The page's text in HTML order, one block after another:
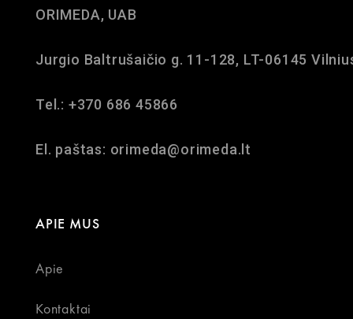
ORIMEDA, UAB
Jurgio Baltrušaičio g. 11-128, LT-06145
Tel.: +370 686 45866
El. paštas: orimeda@orimeda.lt
APIE MUS
Apie
Kontaktai